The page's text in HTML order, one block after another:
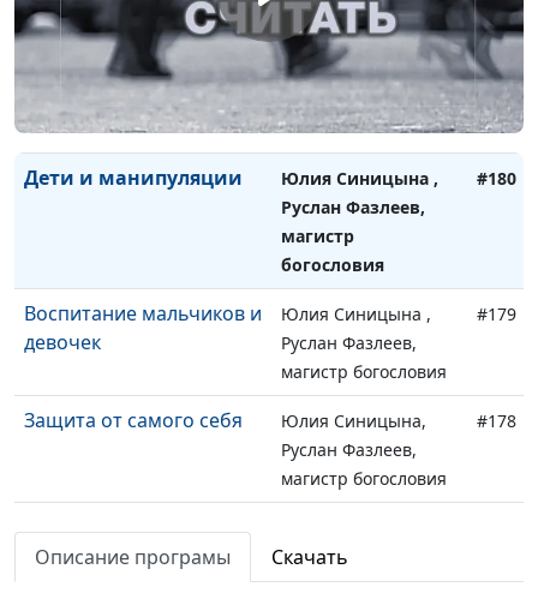
магистр богословия
Три способа обучения
Юлия Синицына ,
Руслан Фазлеев,
магистр богословия
#181
Дети и манипуляции
Юлия Синицына ,
Руслан Фазлеев,
магистр
богословия
#180
Воспитание мальчиков и
девочек
Юлия Синицына ,
Руслан Фазлеев,
магистр богословия
#179
Защита от самого себя
Юлия Синицына,
Руслан Фазлеев,
магистр богословия
#178
Модель формирования
личности
Руслан Фазлеев,
магистр богословия
Описание програмы Скачать